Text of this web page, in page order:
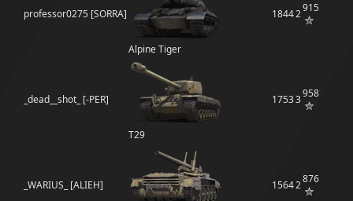
professor0275 [SORRA]
Alpine Tiger
18442915
_dead__shot_ [-PER]
T29
17533958
_WARIUS_ [ALIEH] 15642876